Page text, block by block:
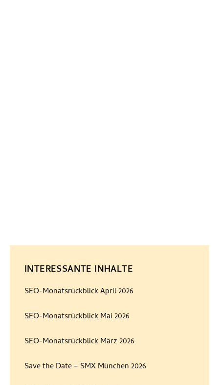
INTERESSANTE INHALTE
SEO-Monatsrückblick April 2026
SEO-Monatsrückblick Mai 2026
SEO-Monatsrückblick März 2026
Save the Date – SMX München 2026